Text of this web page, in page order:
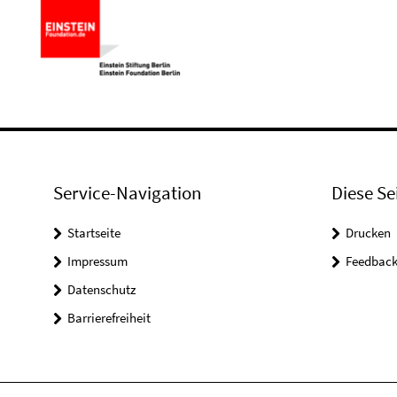
Service-Navigation
Startseite
Impressum
Datenschutz
Barrierefreiheit
Diese
Drucken
Feedback